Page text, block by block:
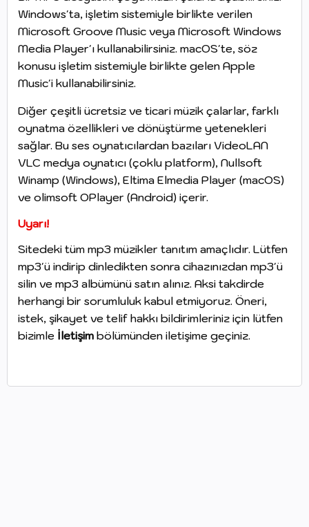
Windows'ta, işletim sistemiyle birlikte verilen
Microsoft Groove Music veya Microsoft Windows
Media Player'ı kullanabilirsiniz. macOS'te, söz
konusu işletim sistemiyle birlikte gelen Apple
Music'i kullanabilirsiniz.
Diğer çeşitli ücretsiz ve ticari müzik çalarlar, farklı
oynatma özellikleri ve dönüştürme yetenekleri
sağlar. Bu ses oynatıcılardan bazıları VideoLAN
VLC medya oynatıcı (çoklu platform), Nullsoft
Winamp (Windows), Eltima Elmedia Player (macOS)
ve olimsoft OPlayer (Android) içerir.
Uyarı!
Sitedeki tüm mp3 müzikler tanıtım amaçlıdır. Lütfen
mp3'ü indirip dinledikten sonra cihazınızdan mp3'ü
silin ve mp3 albümünü satın alınız. Aksi takdirde
herhangi bir sorumluluk kabul etmiyoruz. Öneri,
istek, şikayet ve telif hakkı bildirimleriniz için lütfen
bizimle İletişim bölümünden iletişime geçiniz.